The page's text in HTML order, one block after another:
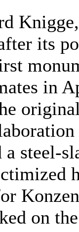
its
in
a steel-
on